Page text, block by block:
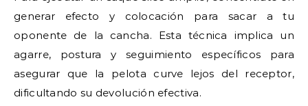
generar efecto y colocación para sacar a tu
oponente de la cancha. Esta técnica implica un
agarre, postura y seguimiento específicos para
asegurar que la pelota curve lejos del receptor,
dificultando su devolución efectiva.